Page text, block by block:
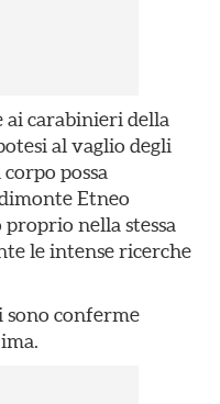
ai carabinieri della
al vaglio degli
possa
Etneo
proprio nella stessa
le intense ricerche
conferme